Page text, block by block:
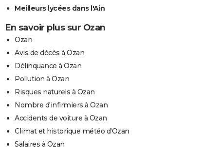
Meilleurs lycées dans l'Ain
En savoir plus sur Ozan
Ozan
Avis de décès à Ozan
Délinquance à Ozan
Pollution à Ozan
Risques naturels à Ozan
Nombre d'infirmiers à Ozan
Accidents de voiture à Ozan
Climat et historique météo d'Ozan
Salaires à Ozan